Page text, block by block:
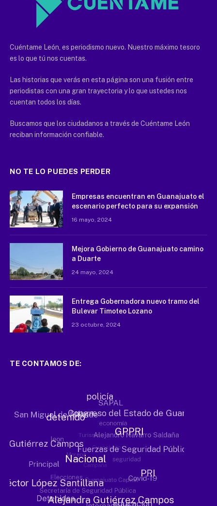
Cuéntame León, es periodismo nuevo. Nuestro máximo tesoro
es lo que tú nos cuentas.
Las historias que verás en esta página son una fusión entre
periodistas con una gran trayectoria y lo que ustedes nos
cuentan todos los días.
Buscamos que los ciudadanos a través de Cuéntame León
reciban información confiable.
NO TE LO PUEDES PERDER
Empresas encuentran en Guanajuato el
escenario perfecto para su expansión
16 mayo, 2024
Mejora Gobierno de Guanajuato camino
a Duarte
24 mayo, 2024
Entrega Gobernadora nuevo tramo del
Bulevar Timoteo Lozano
23 octubre, 2024
TE CONTAMOS DE: